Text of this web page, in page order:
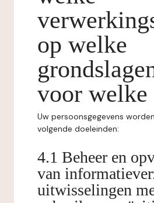
op welke
voor welke
Uw persoonsgegevens
volgende doeleinden:
4.1 Beheer en
van
uitwisselingen